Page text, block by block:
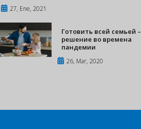
27, Ene, 2021
Готовить всей семьей –
решение во времена
пандемии
26, Mar, 2020